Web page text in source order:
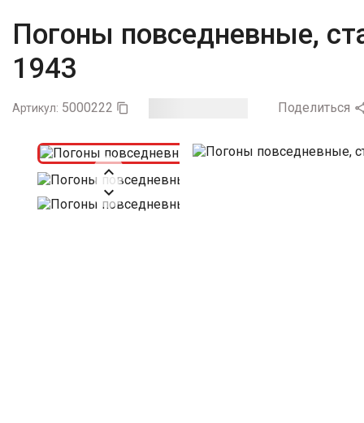
Погоны повседневные,
1943
Артикул: 5000222  Поделиться

